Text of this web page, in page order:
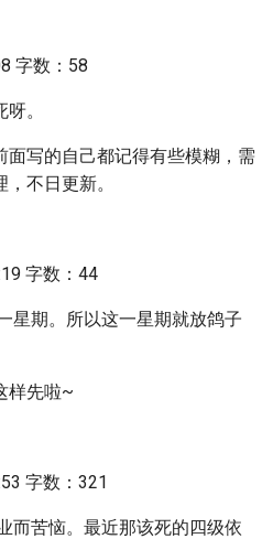
字数：58
。
写的自己都记得有些模糊，需
不日更新。
字数：44
星期。所以这一星期就放鸽子
样先啦~
字数：321
而苦恼。最近那该死的四级依